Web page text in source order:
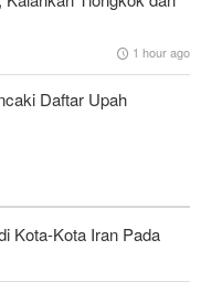
Bab Al-Mandab dengan
1 hour ago
Daftar Upah
Kota-Kota Iran Pada